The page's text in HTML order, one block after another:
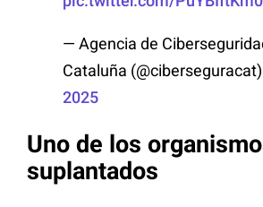
— Agencia de
Cataluña (@ciberseguracat)
2025
Uno de los
suplantados